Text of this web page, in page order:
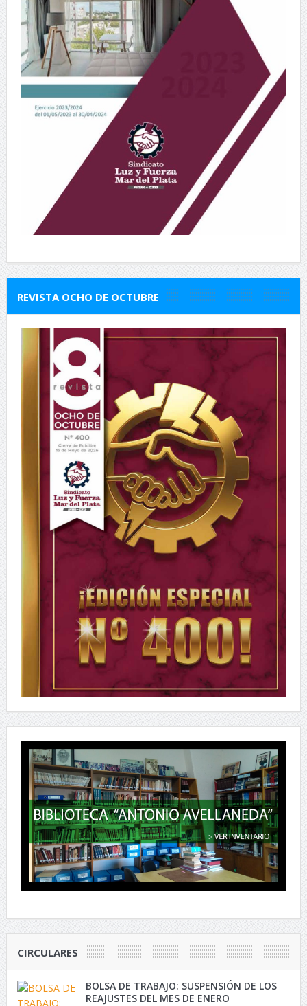
REVISTA OCHO DE OCTUBRE
CIRCULARES
BOLSA DE TRABAJO: SUSPENSIÓN DE LOS
REAJUSTES DEL MES DE ENERO